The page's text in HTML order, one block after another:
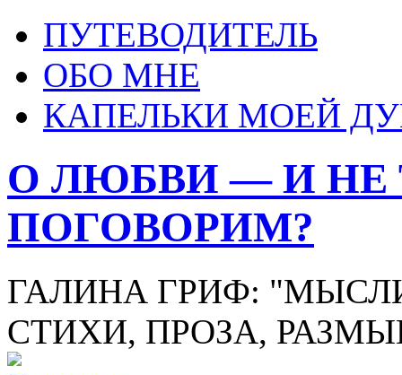
ПУТЕВОДИТЕЛЬ
ОБО МНЕ
КАПЕЛЬКИ МОЕЙ
О ЛЮБВИ — И НЕ
ПОГОВОРИМ?
ГАЛИНА ГРИФ:
СТИХИ, ПРОЗА,